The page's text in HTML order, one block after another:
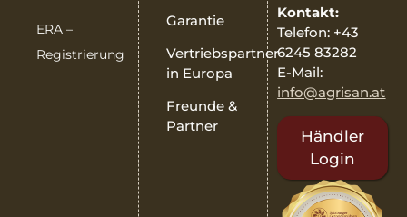
ERA –
Registrierung
Garantie
Vertriebspartner
in Europa
Freunde &
Partner
Kontakt:
Telefon: +43
6245 83282
E-Mail:
info@agrisan.at
Händler
Login